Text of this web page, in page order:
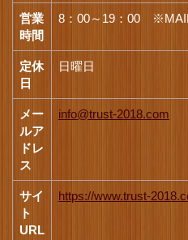
営業
時間
8：00～19：00
定休
日
日曜日
メー
ルア
ドレ
ス
info@trust-2018.com
サイ
ト
URL
https://www.trust-